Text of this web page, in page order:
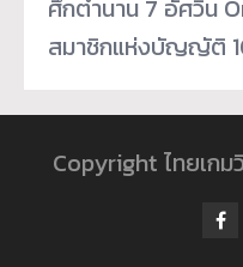
ศึกตำนาน 7 อัศวิน
สมาชิกแห่งบัญญัติ
Copyright ไทยเกม